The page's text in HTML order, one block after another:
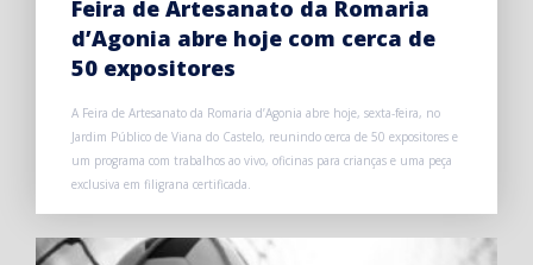
Feira de Artesanato da Romaria
d’Agonia abre hoje com cerca de
50 expositores
A Feira de Artesanato da Romaria d’Agonia abre hoje, sexta-feira, no
Jardim Público de Viana do Castelo, reunindo cerca de 50 expositores e
um programa com trabalhos ao vivo, oficinas para crianças e uma peça
exclusiva em filigrana certificada.